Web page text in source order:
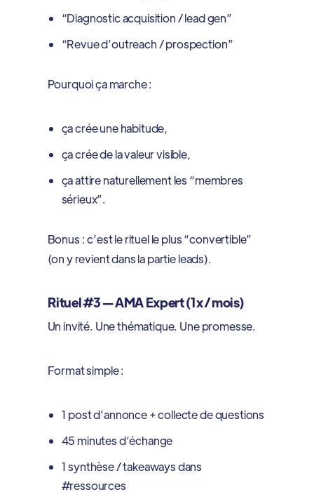
“Diagnostic acquisition / lead gen”
“Revue d’outreach / prospection”
Pourquoi ça marche :
ça crée une habitude,
ça crée de la valeur visible,
ça attire naturellement les “membres
sérieux”.
Bonus : c’est le rituel le plus “convertible”
(on y revient dans la partie leads).
Rituel #3 — AMA Expert (1x / mois)
Un invité. Une thématique. Une promesse.
Format simple :
1 post d’annonce + collecte de questions
45 minutes d’échange
1 synthèse / takeaways dans
#ressources